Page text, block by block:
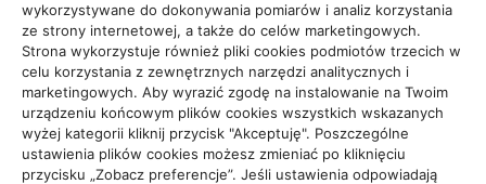
wykorzystywane do dokonywania pomiarów i analiz korzystania
ze strony internetowej, a także do celów marketingowych.
Strona wykorzystuje również pliki cookies podmiotów trzecich w
celu korzystania z zewnętrznych narzędzi analitycznych i
marketingowych. Aby wyrazić zgodę na instalowanie na Twoim
urządzeniu końcowym plików cookies wszystkich wskazanych
wyżej kategorii kliknij przycisk "Akceptuję". Poszczególne
ustawienia plików cookies możesz zmieniać po kliknięciu
przycisku „Zobacz preferencje”. Jeśli ustawienia odpowiadają
Projekty domów Rzeszów
wizytówki nap